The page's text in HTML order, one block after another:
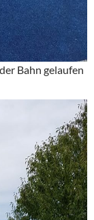
Bahn gelaufen